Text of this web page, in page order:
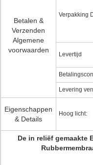
Betalen &
Verzenden
Algemene
voorwaarden
Verpakking
Levertijd
Levering
Eigenschappen
& Details
Hoog licht:
De in reliëf gemaakte